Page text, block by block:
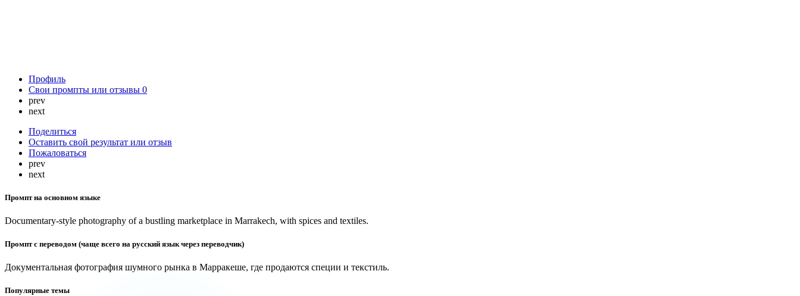
Профиль
Свои промпты или отзывы 0
prev
next
Поделиться
Оставить свой результат или отзыв
Пожаловаться
prev
next
Промпт на основном языке
Documentary-style photography of a bustling marketplace in Marrakech, with spices and textiles.
Промпт с переводом (чаще всего на русский язык через переводчик)
Документальная фотография шумного рынка в Марракеше, где продаются специи и текстиль.
Популярные темы